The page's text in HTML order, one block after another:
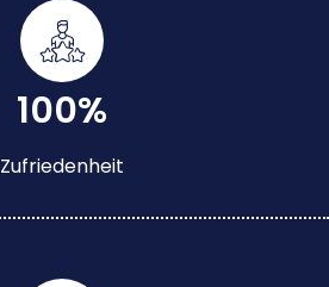
100%
Zufriedenheit